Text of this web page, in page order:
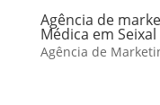
Agência de
Médica em Seixal
Agência de